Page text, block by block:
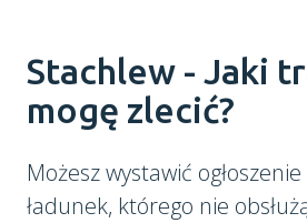
Stachlew - Jaki
mogę zlecić?
Możesz wystawić
ładunek, którego nie